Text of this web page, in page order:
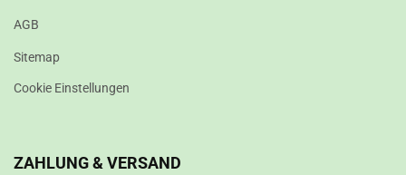
AGB
Sitemap
Cookie Einstellungen
ZAHLUNG & VERSAND